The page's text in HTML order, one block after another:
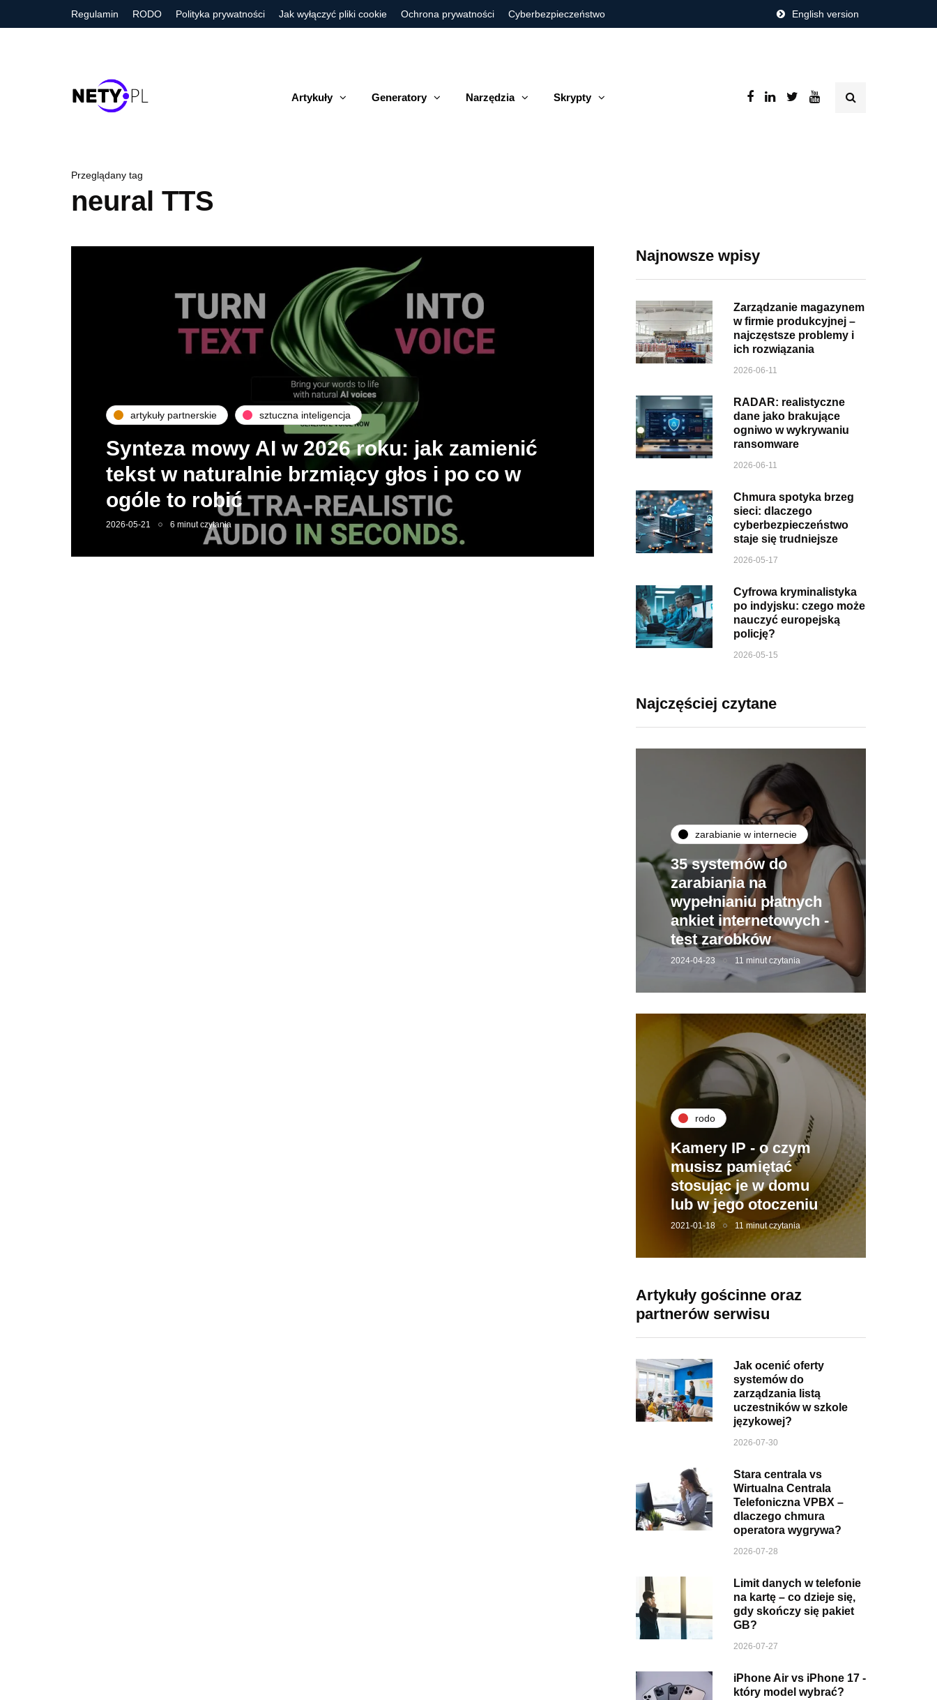
Regulamin RODO Polityka prywatności Jak wyłączyć pliki cookie Ochrona prywatności Cyberbezpieczeństwo English version
Artykuły Generatory Narzędzia Skrypty
Przeglądany tag
neural TTS
artykuły partnerskie sztuczna inteligencja
Synteza mowy AI w 2026 roku: jak zamienić
tekst w naturalnie brzmiący głos i po co w
ogóle to robić
2026-05-21 6 minut czytania
Najnowsze wpisy
Zarządzanie magazynem
w firmie produkcyjnej –
najczęstsze problemy i
ich rozwiązania
2026-06-11
RADAR: realistyczne
dane jako brakujące
ogniwo w wykrywaniu
ransomware
2026-06-11
Chmura spotyka brzeg
sieci: dlaczego
cyberbezpieczeństwo
staje się trudniejsze
2026-05-17
Cyfrowa kryminalistyka
po indyjsku: czego może
nauczyć europejską
policję?
2026-05-15
Najczęściej czytane
zarabianie w internecie
35 systemów do
zarabiania na
wypełnianiu płatnych
ankiet internetowych -
test zarobków
2024-04-23 11 minut czytania
rodo
Kamery IP - o czym
musisz pamiętać
stosując je w domu
lub w jego otoczeniu
2021-01-18 11 minut czytania
Artykuły gościnne oraz
partnerów serwisu
Jak ocenić oferty
systemów do
zarządzania listą
uczestników w szkole
językowej?
2026-07-30
Stara centrala vs
Wirtualna Centrala
Telefoniczna VPBX –
dlaczego chmura
operatora wygrywa?
2026-07-28
Limit danych w telefonie
na kartę – co dzieje się,
gdy skończy się pakiet
GB?
2026-07-27
iPhone Air vs iPhone 17 -
który model wybrać?